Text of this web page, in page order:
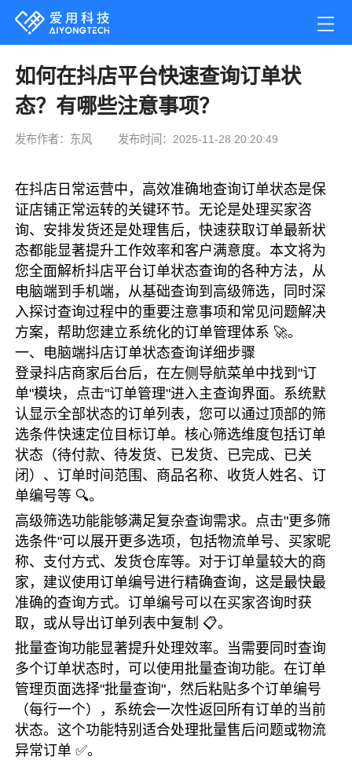
如何在抖店平台快速查询订单状
态？有哪些注意事项？
发布作者：东风 发布时间：2025-11-28 20:20:49
在抖店日常运营中，高效准确地查询订单状态是保
证店铺正常运转的关键环节。无论是处理买家咨
询、安排发货还是处理售后，快速获取订单最新状
态都能显著提升工作效率和客户满意度。本文将为
您全面解析抖店平台订单状态查询的各种方法，从
电脑端到手机端，从基础查询到高级筛选，同时深
入探讨查询过程中的重要注意事项和常见问题解决
方案，帮助您建立系统化的订单管理体系 🚀。
一、电脑端抖店订单状态查询详细步骤
登录抖店商家后台后，在左侧导航菜单中找到"订
单"模块，点击"订单管理"进入主查询界面。系统默
认显示全部状态的订单列表，您可以通过顶部的筛
选条件快速定位目标订单。核心筛选维度包括订单
状态（待付款、待发货、已发货、已完成、已关
闭）、订单时间范围、商品名称、收货人姓名、订
单编号等 🔍。
高级筛选功能能够满足复杂查询需求。点击"更多筛
选条件"可以展开更多选项，包括物流单号、买家昵
称、支付方式、发货仓库等。对于订单量较大的商
家，建议使用订单编号进行精确查询，这是最快最
准确的查询方式。订单编号可以在买家咨询时获
取，或从导出订单列表中复制 📋。
批量查询功能显著提升处理效率。当需要同时查询
多个订单状态时，可以使用批量查询功能。在订单
管理页面选择"批量查询"，然后粘贴多个订单编号
（每行一个），系统会一次性返回所有订单的当前
状态。这个功能特别适合处理批量售后问题或物流
异常订单 ✅。